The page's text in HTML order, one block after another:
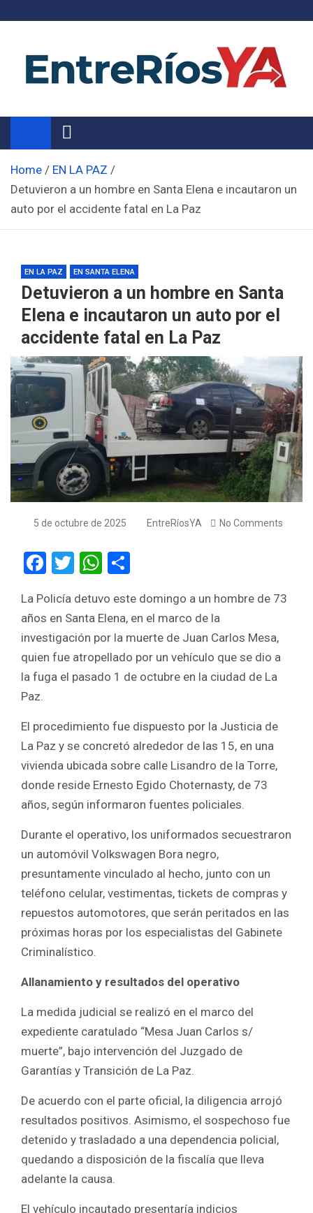
Noticias de Entre Ríos
Información de toda la provincia ahora
Home
EN LA PAZ
Detuvieron a un hombre en Santa Elena e incautaron un
auto por el accidente fatal en La Paz
EN LA PAZ EN SANTA ELENA
Detuvieron a un hombre en Santa
Elena e incautaron un auto por el
accidente fatal en La Paz
5 de octubre de 2025 EntreRíosYA No Comments
F
ce
b
o
o
T
tt
er
W
at
s
A
p
ar
e
La Policía detuvo este domingo a un hombre de 73
años en Santa Elena, en el marco de la
investigación por la muerte de Juan Carlos Mesa,
quien fue atropellado por un vehículo que se dio a
la fuga el pasado 1 de octubre en la ciudad de La
Paz.
El procedimiento fue dispuesto por la Justicia de
La Paz y se concretó alrededor de las 15, en una
vivienda ubicada sobre calle Lisandro de la Torre,
donde reside Ernesto Egido Choternasty, de 73
años, según informaron fuentes policiales.
Durante el operativo, los uniformados secuestraron
un automóvil Volkswagen Bora negro,
presuntamente vinculado al hecho, junto con un
teléfono celular, vestimentas, tickets de compras y
repuestos automotores, que serán peritados en las
próximas horas por los especialistas del Gabinete
Criminalístico.
Allanamiento y resultados del operativo
La medida judicial se realizó en el marco del
expediente caratulado “Mesa Juan Carlos s/
muerte”, bajo intervención del Juzgado de
Garantías y Transición de La Paz.
De acuerdo con el parte oficial, la diligencia arrojó
resultados positivos. Asimismo, el sospechoso fue
detenido y trasladado a una dependencia policial,
quedando a disposición de la fiscalía que lleva
adelante la causa.
El vehículo incautado presentaría indicios